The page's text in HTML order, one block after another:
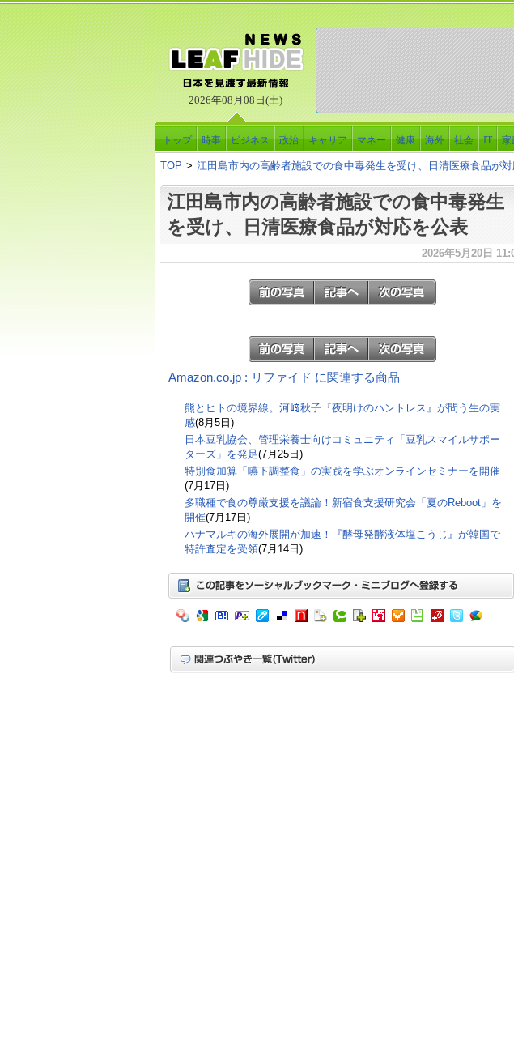
2026年08月08日(土)
トップ 時事 ビジネス 政治 キャリア マネー 健康 海外 社会 IT 家
TOP > 江田島市内の高齢者施設での食中毒発生を受け、日清医療食品が
江田島市内の高齢者施設での食中毒発生
を受け、日清医療食品が対応を公表
2026年5月20日
Amazon.co.jp : リファイド に関連する商品
熊とヒトの境界線。河﨑秋子『夜明けのハントレス』が問う生の実
感(8月5日)
日本豆乳協会、管理栄養士向けコミュニティ「豆乳スマイルサポー
ターズ」を発足(7月25日)
特別食加算「嚥下調整食」の実践を学ぶオンラインセミナーを開催
(7月17日)
多職種で食の尊厳支援を議論！新宿食支援研究会「夏のReboot」を
開催(7月17日)
ハナマルキの海外展開が加速！『酵母発酵液体塩こうじ』が韓国で
特許査定を受領(7月14日)